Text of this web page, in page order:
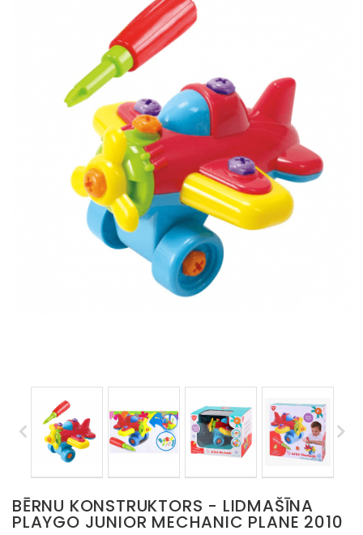
BĒRNU KONSTRUKTORS - LIDMAŠĪNA
PLAYGO JUNIOR MECHANIC PLANE 2010